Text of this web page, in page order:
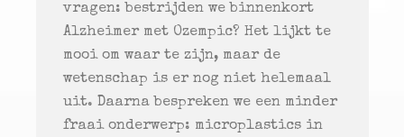
vragen: bestrijden we binnenkort
Alzheimer met Ozempic? Het lijkt te
mooi om waar te zijn, maar de
wetenschap is er nog niet helemaal
uit. Daarna bespreken we een minder
fraai onderwerp: microplastics in